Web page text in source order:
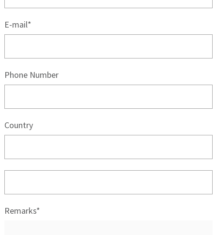
E-mail*
Phone Number
Country
Remarks*